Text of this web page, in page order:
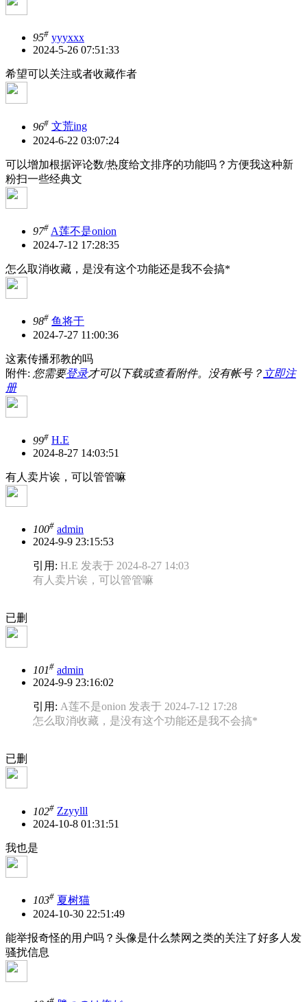
95# yyyxxx
2024-5-26 07:51:33
希望可以关注或者收藏作者
96# 文荒ing
2024-6-22 03:07:24
可以增加根据评论数/热度给文排序的功能吗？方便我这种新
粉扫一些经典文
97# A莲不是onion
2024-7-12 17:28:35
怎么取消收藏，是没有这个功能还是我不会搞*
98# 鱼将于
2024-7-27 11:00:36
这素传播邪教的吗
附件: 您需要登录才可以下载或查看附件。没有帐号？ 立即注
册
99# H.E
2024-8-27 14:03:51
有人卖片诶，可以管管嘛
100# admin
2024-9-9 23:15:53
引用: H.E 发表于 2024-8-27 14:03
有人卖片诶，可以管管嘛
已删
101# admin
2024-9-9 23:16:02
引用: A莲不是onion 发表于 2024-7-12 17:28
怎么取消收藏，是没有这个功能还是我不会搞*
已删
102# Zzyylll
2024-10-8 01:31:51
我也是
103# 夏树猫
2024-10-30 22:51:49
能举报奇怪的用户吗？头像是什么禁网之类的关注了好多人发
骚扰信息